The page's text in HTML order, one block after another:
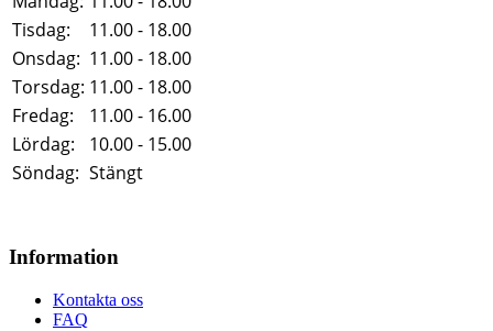
Tisdag:
11.00 - 18.00
Onsdag: 11.00 - 18.00
Torsdag: 11.00 - 18.00
Fredag:
11.00 - 16.00
Lördag:
10.00 - 15.00
Söndag: Stängt
Information
Kontakta oss
FAQ